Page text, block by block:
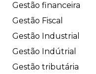
Gestão financeira
Gestão Fiscal
Gestão Industrial
Gestão Indútrial
Gestão tributária